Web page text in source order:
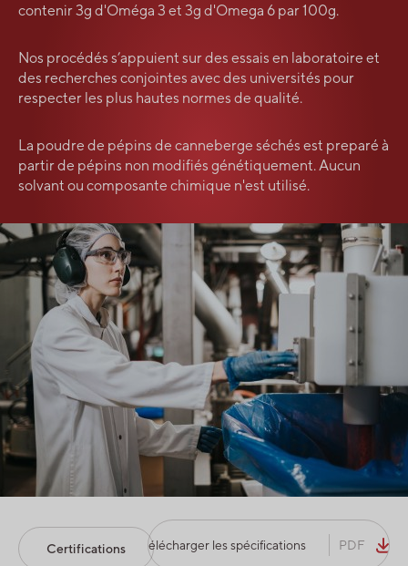
contenir 3g d'Oméga 3 et 3g d'Omega 6 par 100g.
Nos procédés s’appuient sur des essais en laboratoire et
des recherches conjointes avec des universités pour
respecter les plus hautes normes de qualité.
La poudre de pépins de canneberge séchés est preparé à
partir de pépins non modifiés génétiquement. Aucun
solvant ou composante chimique n'est utilisé.
Certifications Télécharger les spécifications PDF